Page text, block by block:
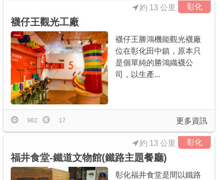
聯絡我們
APP下載
彰化
約 13 公里
襪仔王觀光工廠
襪仔王勝鴻機能觀光襪廠
位在彰化田中鎮，原本只
是個單純的勝鴻織襪公
司，以生產...
更多資訊
982 17
彰化
約 13 公里
福井食堂-鐵道文物館(鐵路主題餐廳)
彰化福井食堂是間以鐵路